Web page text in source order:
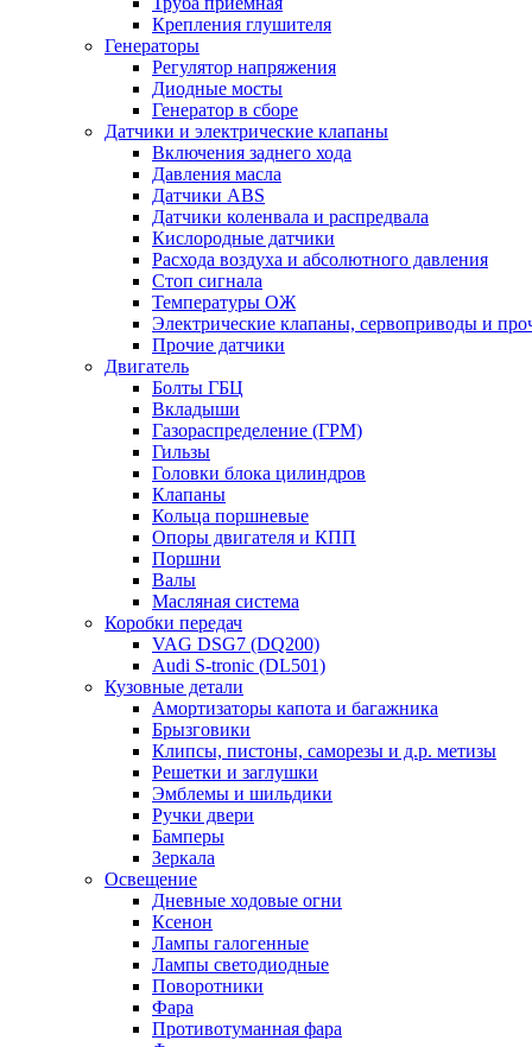
Крепления глушителя
Генераторы
Регулятор напряжения
Диодные мосты
Генератор в сборе
Датчики и электрические клапаны
Включения заднего хода
Давления масла
Датчики ABS
Датчики коленвала и распредвала
Кислородные датчики
Расхода воздуха и абсолютного давления
Стоп сигнала
Температуры ОЖ
Электрические клапаны, сервоприводы и
Прочие датчики
Двигатель
Болты ГБЦ
Вкладыши
Газораспределение (ГРМ)
Гильзы
Головки блока цилиндров
Клапаны
Кольца поршневые
Опоры двигателя и КПП
Поршни
Валы
Масляная система
Коробки передач
VAG DSG7 (DQ200)
Audi S-tronic (DL501)
Кузовные детали
Амортизаторы капота и багажника
Брызговики
Клипсы, пистоны, саморезы и д.р. метизы
Решетки и заглушки
Эмблемы и шильдики
Ручки двери
Бамперы
Зеркала
Освещение
Дневные ходовые огни
Ксенон
Лампы галогенные
Лампы светодиодные
Поворотники
Фара
Противотуманная фара